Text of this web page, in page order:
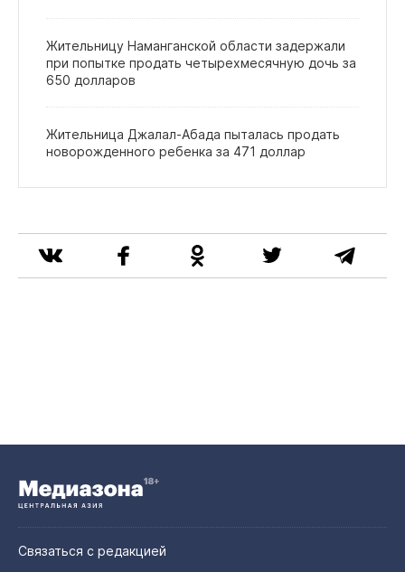
Жительницу Наманганской области задержали
при попытке продать четырехмесячную дочь за
650 долларов
Жительница Джалал‑Абада пыталась продать
новорожденного ребенка за 471 доллар
Связаться с редакцией